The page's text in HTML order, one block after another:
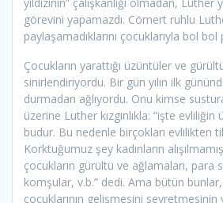
görevini yapamazdı. Cömert ruhlu
paylaşamadıklarını çocuklarıyla bol bol
Çocukların yarattığı üzüntüler ve
sinirlendiriyordu. Bir gün yılın ilk
durmadan ağlıyordu. Onu kimse
üzerine Luther kızgınlıkla: “işte evliliğin
budur. Bu nedenle birçokları evlilikten
Korktuğumuz şey kadınların
çocukların gürültü ve ağlamaları, para
komşular, v.b.” dedi. Ama bütün
çocuklarının gelişmesini seyretmesinin